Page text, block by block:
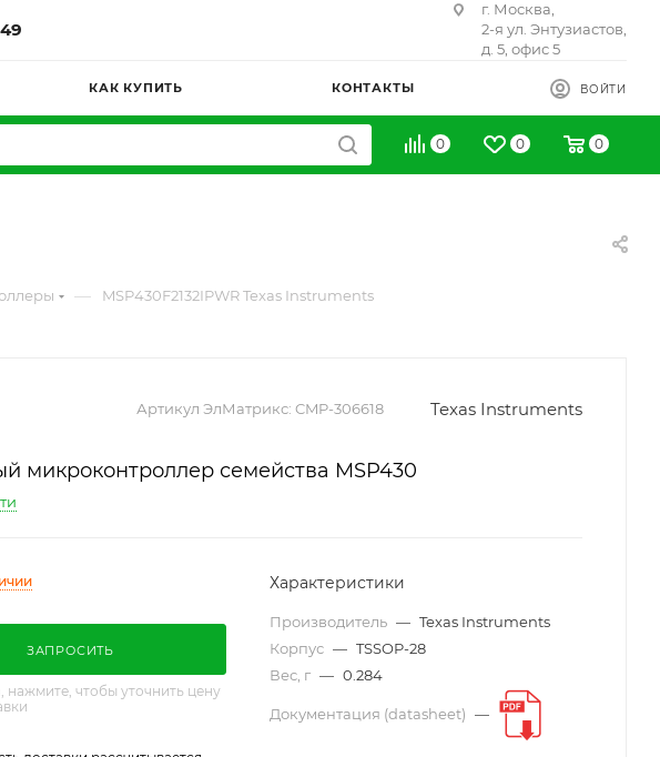
г. Москва,
2-я ул. Энтузиастов,
д. 5, офис 5
КАК КУПИТЬ КОНТАКТЫ ВОЙТИ
0 0 0
— MSP430F2132IPWR Texas Instruments
Артикул ЭлМатрикс: CMP-306618 Texas Instruments
микроконтроллер семейства MSP430
ЗАПРОСИТЬ
нажмите, чтобы уточнить цену
Характеристики
Производитель — Texas Instruments
Корпус — TSSOP-28
Вес, г — 0.284
Документация (datasheet) —